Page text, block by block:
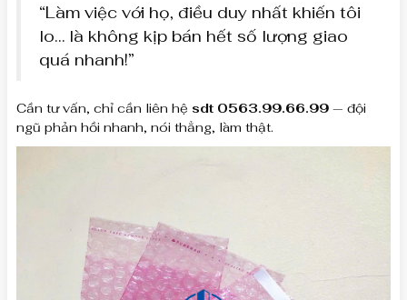
“Làm việc với họ, điều duy nhất khiến tôi
lo… là không kịp bán hết số lượng giao
quá nhanh!”
Cần tư vấn, chỉ cần liên hệ sdt 0563.99.66.99 — đội
ngũ phản hồi nhanh, nói thẳng, làm thật.